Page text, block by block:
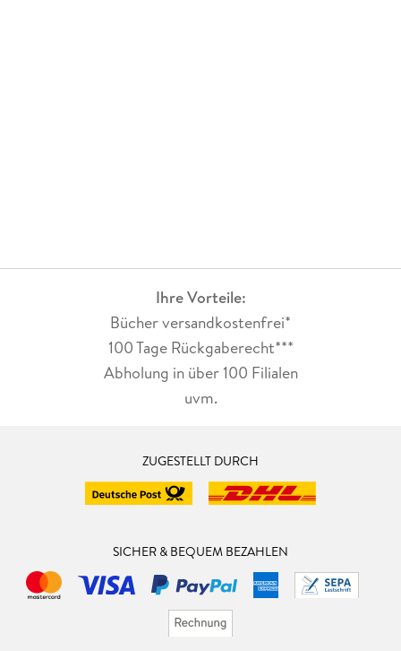
Ihre Vorteile:
Bücher versandkostenfrei*
100 Tage Rückgaberecht***
Abholung in über 100 Filialen
uvm.
ZUGESTELLT DURCH
SICHER & BEQUEM BEZAHLEN